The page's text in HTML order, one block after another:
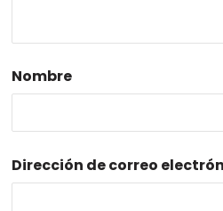
Nombre
Dirección de correo